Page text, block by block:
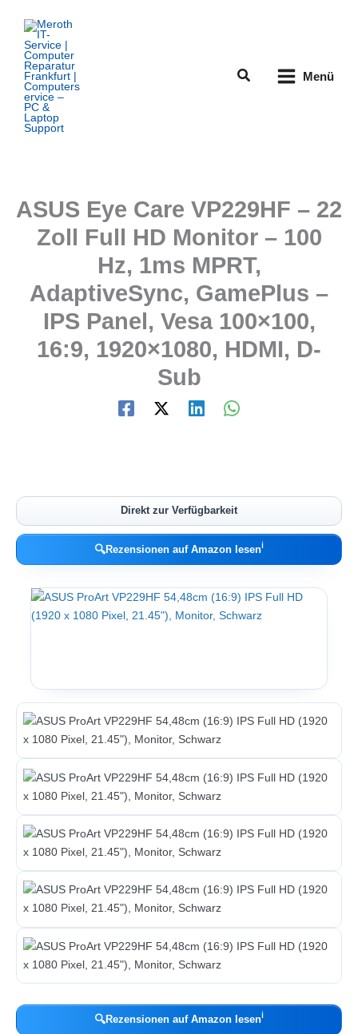
Inhalt
springen
Suchen Menü
ASUS Eye Care VP229HF – 22
Zoll Full HD Monitor – 100
Hz, 1ms MPRT,
AdaptiveSync, GamePlus –
IPS Panel, Vesa 100×100,
16:9, 1920×1080, HDMI, D-
Sub
Direkt zur Verfügbarkeit
🔍Rezensionen auf Amazon lesenℹ︎
🔍Rezensionen auf Amazon lesenℹ︎